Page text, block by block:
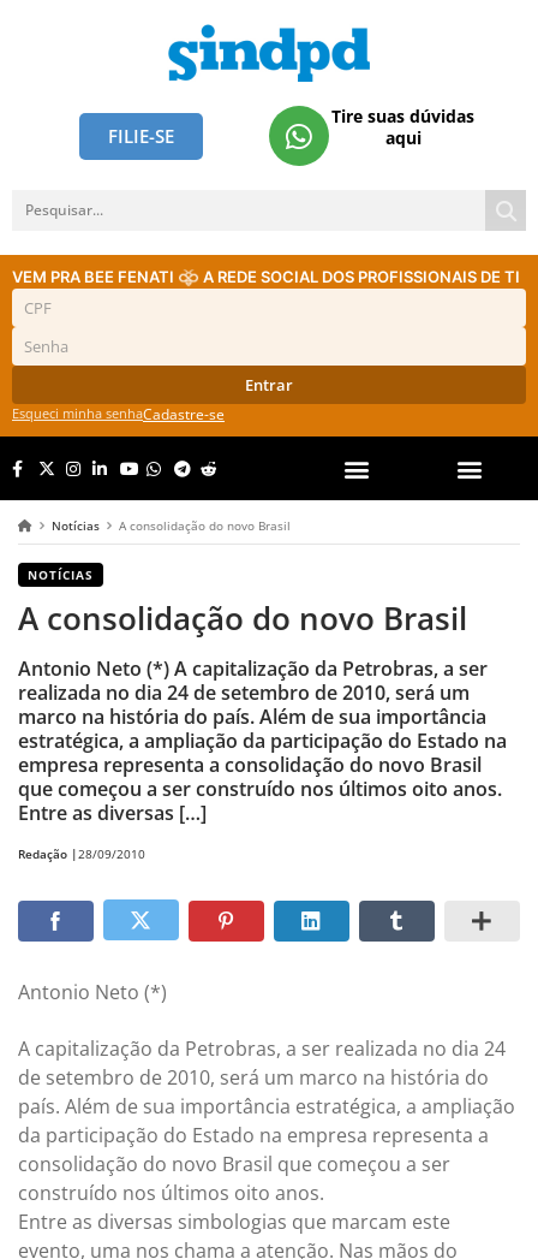
FILIE-SE
Tire suas dúvidas
aqui
VEM PRA BEE FENATI A REDE SOCIAL DOS PROFISSIONAIS DE TI
Entrar
Esqueci minha senhaCadastre-se
Notícias A consolidação do novo Brasil
NOTÍCIAS
A consolidação do novo Brasil
Antonio Neto (*) A capitalização da Petrobras, a ser
realizada no dia 24 de setembro de 2010, será um
marco na história do país. Além de sua importância
estratégica, a ampliação da participação do Estado na
empresa representa a consolidação do novo Brasil
que começou a ser construído nos últimos oito anos.
Entre as diversas […]
Redação |28/09/2010
Antonio Neto (*)
A capitalização da Petrobras, a ser realizada no dia 24
de setembro de 2010, será um marco na história do
país. Além de sua importância estratégica, a ampliação
da participação do Estado na empresa representa a
consolidação do novo Brasil que começou a ser
construído nos últimos oito anos.
Entre as diversas simbologias que marcam este
evento, uma nos chama a atenção. Nas mãos do